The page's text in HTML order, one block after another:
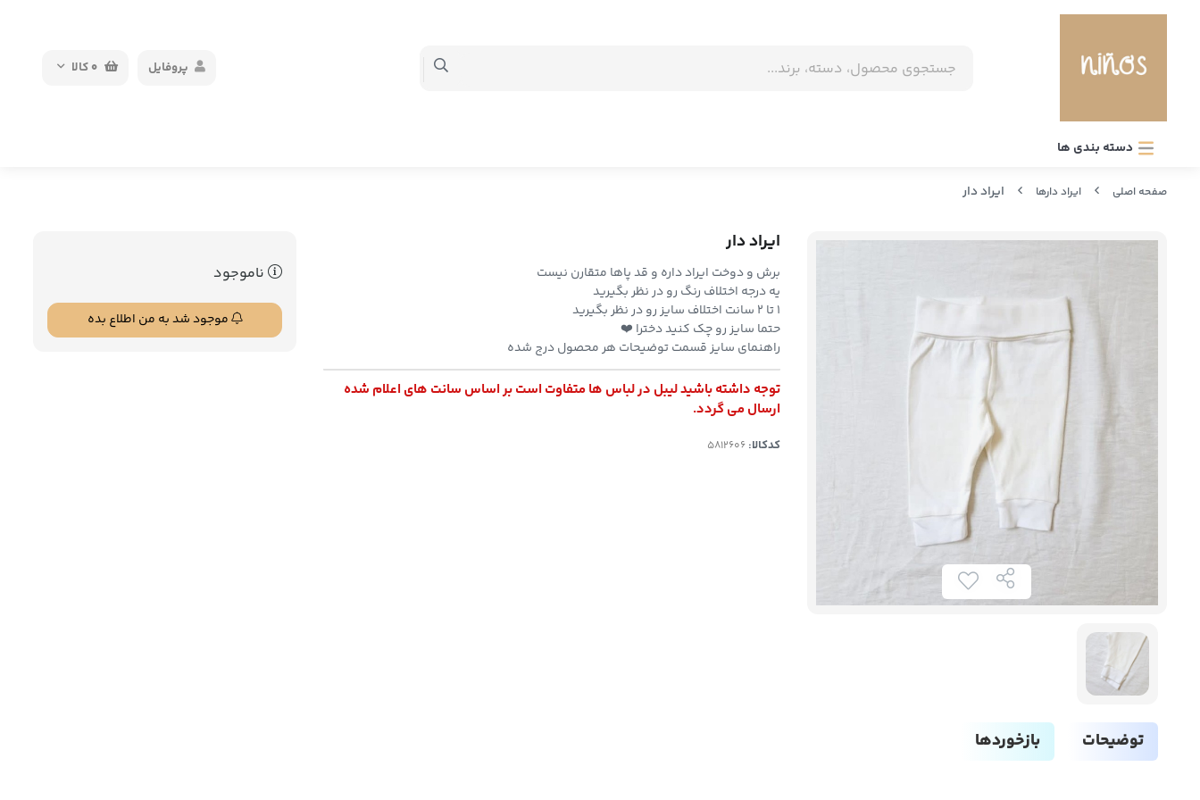
0کالا پروفایل
دسته بندی ها
صفحه اصلی ایراد دارها ایراد دار
ایراد دار
برش و دوخت ایراد داره و قد پاها متقارن نیست
یه درجه اختلاف رنگ رو در نظر بگیرید
۱ تا ۲ سانت اختلاف سایز رو در نظر بگیرید
حتما سایز رو چک کنید دخترا ❤️
راهنمای سایز قسمت توضیحات هر محصول درج شده
توجه داشته باشید لیبل در لباس ها متفاوت است بر اساس سانت های اعلام شده
ارسال می گردد.
کدکالا:
ناموجود
موجود شد به من اطلاع بده
توضیحات بازخوردها